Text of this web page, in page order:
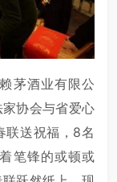
茅酒业有限公
协会与省爱心
联送祝福，8名
笔锋的或顿或